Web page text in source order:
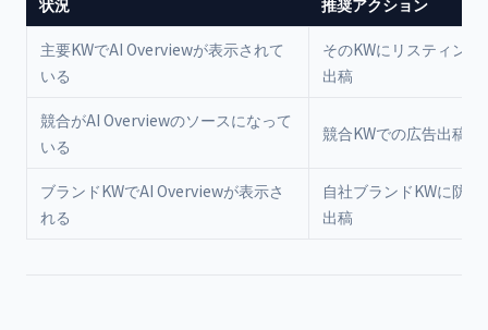
状況 推奨アクション
主要KWでAI Overviewが表示されて
いる
そのKWにリスティング
出稿
競合がAI Overviewのソースになって
いる
競合KWでの広告出稿を
ブランドKWでAI Overviewが表示さ
れる
自社ブランドKWに防衛
出稿